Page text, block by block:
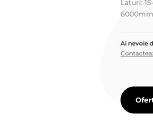
Laturi:
Ai nevoie